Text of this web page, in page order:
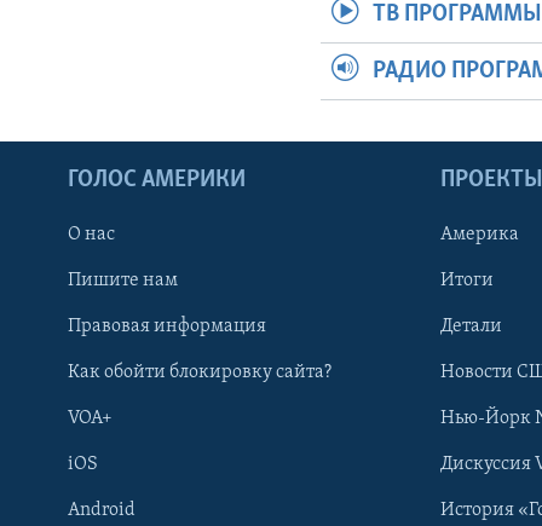
ТВ ПРОГРАММЫ
РАДИО
ГОЛОС АМЕРИКИ
О нас
Пишите нам
Правовая информация
Как обойти блокировку сайта?
VOA+
iOS
Android
ПРОЕКТЫ
Америка
Итоги
Детали
Новости
Нью-Йорк
Дискуссия
История